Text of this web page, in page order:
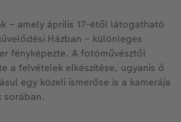
– amely április 17-étől látogatható
Házban – különleges
fényképezte. A fotóművésztől
a felvételek elkészítése, ugyanis ő
egy közeli ismerőse is a kamerája
sorában.